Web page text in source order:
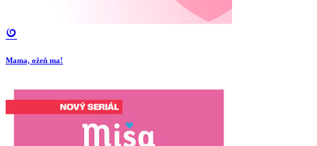
Mama, ožeň ma!